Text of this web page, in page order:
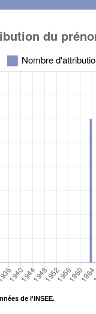
de l'INSEE.